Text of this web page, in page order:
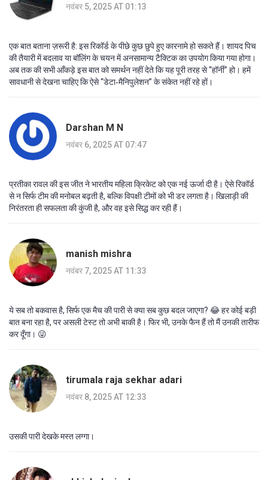
नवंबर 5, 2025 AT 01:13
एक बात बताना ज़रूरी है: इस रिकॉर्ड के पीछे कुछ छुपे हुए कारनामे हो सकते हैं। शायद पिच
की तैयारी में बदलाव या बॉलिंग के चयन में अनसामान्य टैक्टिक का उपयोग किया गया होगा।
अब तक की सभी आँकड़े इस बात को समर्थन नहीं देते कि यह पूरी तरह से “हॉर्नी” हो। हमें
सावधानी से देखना चाहिए कि ऐसे “डेटा‑मैनिपुलेशन” के संकेत नहीं रहे हों।
Darshan M N
नवंबर 6, 2025 AT 07:47
प्रतीका रावल की इस जीत ने भारतीय महिला क्रिकेट को एक नई ऊर्जा दी है। ऐसे रिकॉर्ड
से न सिर्फ टीम की मनोबल बढ़ती है, बल्कि विपक्षी टीमों को भी डर लगता है। खिलाड़ी की
निरंतरता ही सफलता की कुंजी है, और वह इसे सिद्ध कर रही हैं।
manish mishra
नवंबर 7, 2025 AT 11:33
ये सब तो बकवास है, सिर्फ एक मैच की पारी से क्या सब कुछ बदल जाएगा? 😂 हर कोई बड़ी
बात बना रहा है, पर असली टेस्ट तो अभी बाकी है। फिर भी, उनके फैन हैं तो मैं उनकी तारीफ
कर दूँगा। 😜
tirumala raja sekhar adari
नवंबर 8, 2025 AT 12:33
उसकी पारी देखके मस्त लग्गा।